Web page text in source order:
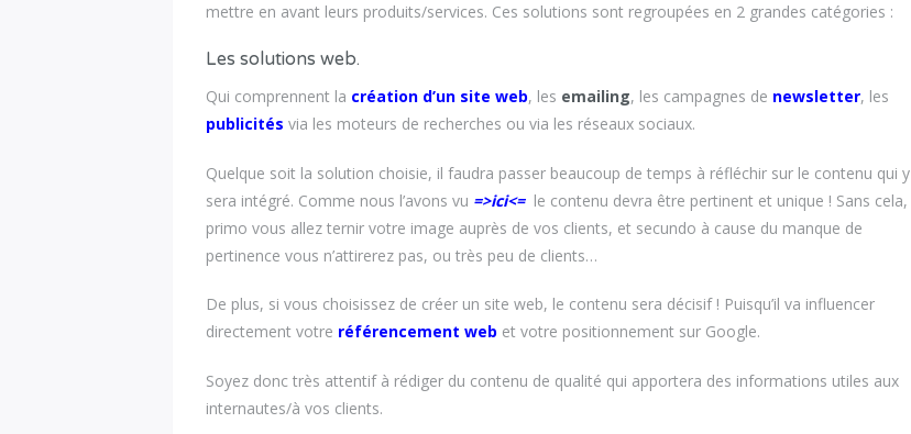
mettre en avant leurs produits/services. Ces solutions sont regroupées en 2 grandes catégories :
Les solutions web.
Qui comprennent la création d’un site web, les emailing, les campagnes de newsletter, les
publicités via les moteurs de recherches ou via les réseaux sociaux.
Quelque soit la solution choisie, il faudra passer beaucoup de temps à réfléchir sur le contenu qui y
sera intégré. Comme nous l’avons vu =>ici<=le contenu devra être pertinent et unique ! Sans cela,
primo vous allez ternir votre image auprès de vos clients, et secundo à cause du manque de
pertinence vous n’attirerez pas, ou très peu de clients…
De plus, si vous choisissez de créer un site web, le contenu sera décisif ! Puisqu’il va influencer
directement votre référencement web et votre positionnement sur Google.
Soyez donc très attentif à rédiger du contenu de qualité qui apportera des informations utiles aux
internautes/à vos clients.